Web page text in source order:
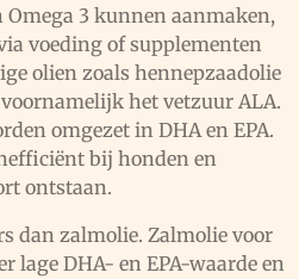
3 kunnen aanmaken,
voeding of supplementen
olien zoals hennepzaadolie
het vetzuur ALA.
omgezet in DHA en EPA.
bij honden en
ontstaan.
dan zalmolie. Zalmolie voor
lage DHA- en EPA-waarde en